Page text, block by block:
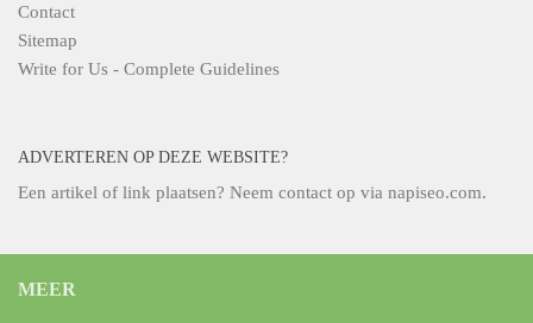
Contact
Sitemap
Write for Us - Complete Guidelines
ADVERTEREN OP DEZE WEBSITE?
Een artikel of link plaatsen? Neem contact op via napiseo.com.
MEER